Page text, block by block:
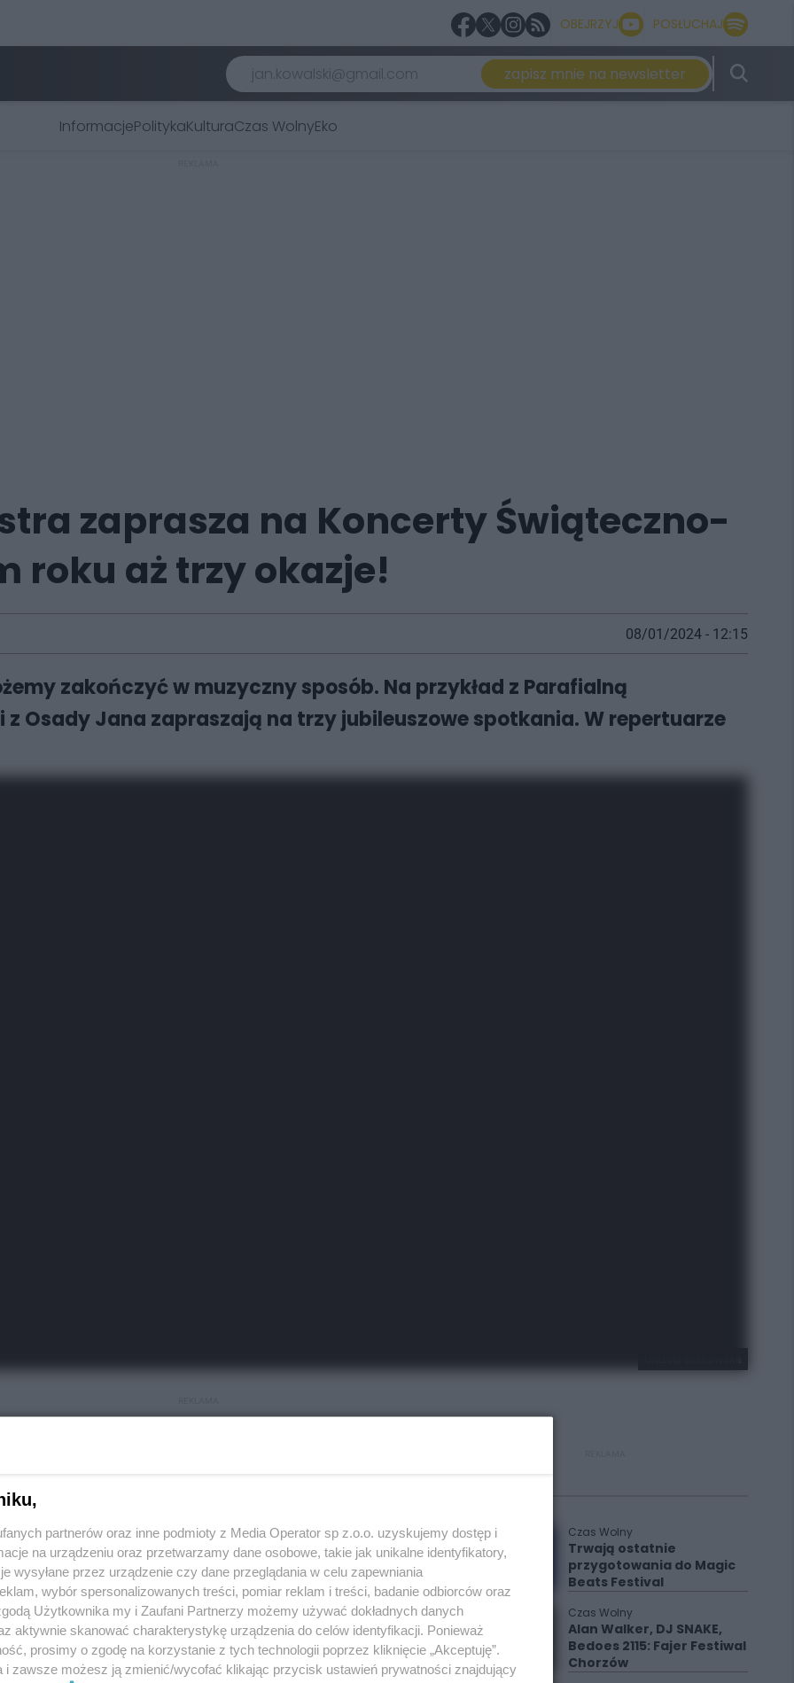
OBEJRZYJ POSŁUCHAJ
zapisz mnie na newsletter
InformacjePolitykaKulturaCzas WolnyEko
zaprasza na Koncerty Świąteczno-
roku aż trzy okazje!
08/01/2024 - 12:15
zakończyć w muzyczny sposób. Na przykład z Parafialną
Osady Jana zapraszają na trzy jubileuszowe spotkania. W repertuarze
w Tarnowskich
będą świętować swoją jubileuszową, piętnastą
fani kamiliańskiej orkiestry każdego roku wyczekują
się aż w trzech terminach. W kalendarzu
Czas Wolny
Trwają ostatnie
przygotowania do Magic
Beats Festival
Czas Wolny
Alan Walker, DJ SNAKE,
Bedoes 2115: Fajer Festiwal
Chorzów
partnerów oraz inne podmioty z Media Operator sp z.o.o. uzyskujemy dostęp i
na urządzeniu oraz przetwarzamy dane osobowe, takie jak unikalne identyfikatory,
wysyłane przez urządzenie czy dane przeglądania w celu zapewniania
wybór spersonalizowanych treści, pomiar reklam i treści, badanie odbiorców oraz
Użytkownika my i Zaufani Partnerzy możemy używać dokładnych danych
aktywnie skanować charakterystykę urządzenia do celów identyfikacji. Ponieważ
prosimy o zgodę na korzystanie z tych technologii poprzez kliknięcie „Akceptuję”.
i zawsze możesz ją zmienić/wycofać klikając przycisk ustawień prywatności znajdujący